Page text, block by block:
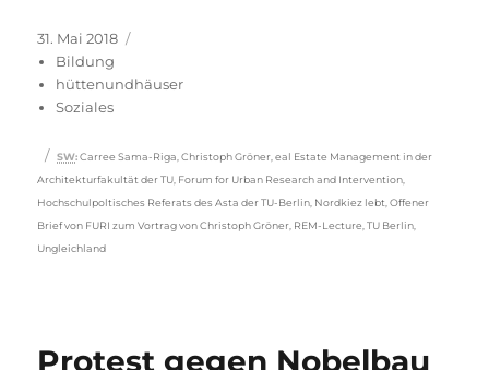
Veröffentlicht
am
31. Mai 2018
Bildung
hüttenundhäuser
Soziales
Schlagwörter
SW: Carree Sama-Riga ,Christoph Gröner ,eal Estate Management in der
Architekturfakultät der TU Forum for Urban Research and Intervention
Hochschulpoltisches Referats des Asta der TU-Berlin Nordkiez lebt ,Offener
Brief von FURI zum Vortrag von Christoph Gröner REM-Lecture ,TU Berlin
Ungleichland
Protest gegen Nobelbau